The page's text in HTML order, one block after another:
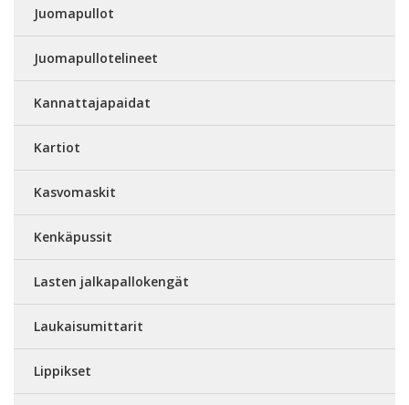
Juomapullot
Juomapullotelineet
Kannattajapaidat
Kartiot
Kasvomaskit
Kenkäpussit
Lasten jalkapallokengät
Laukaisumittarit
Lippikset